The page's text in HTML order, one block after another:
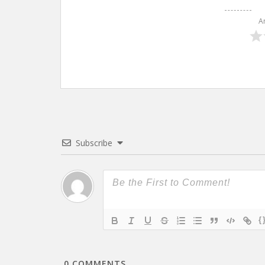
Subscribe
{}